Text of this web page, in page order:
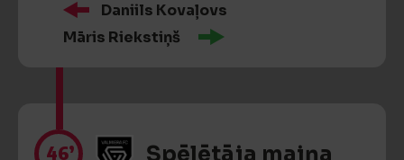
Daniils Kovaļovs
Māris Riekstiņš
46’ Spēlētāja maiņa